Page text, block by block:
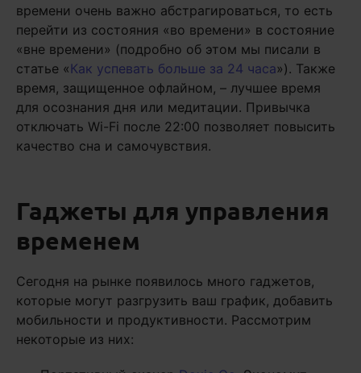
времени очень важно абстрагироваться, то есть
перейти из состояния «во времени» в состояние
«вне времени» (подробно об этом мы писали в
статье «Как успевать больше за 24 часа»). Также
время, защищенное офлайном, – лучшее время
для осознания дня или медитации. Привычка
отключать Wi-Fi после 22:00 позволяет повысить
качество сна и самочувствия.
Гаджеты для управления
временем
Сегодня на рынке появилось много гаджетов,
которые могут разгрузить ваш график, добавить
мобильности и продуктивности. Рассмотрим
некоторые из них: